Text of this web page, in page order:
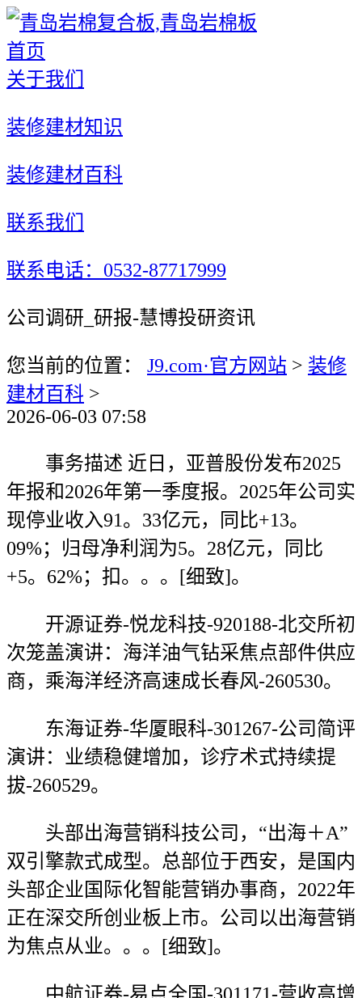
首页
关于我们
装修建材知识
装修建材百科
联系我们
联系电话：0532-87717999
公司调研_研报-慧博投研资讯
您当前的位置： J9.com·官方网站 > 装修
建材百科 >
2026-06-03 07:58
事务描述 近日，亚普股份发布2025
年报和2026年第一季度报。2025年公司实
现停业收入91。33亿元，同比+13。
09%；归母净利润为5。28亿元，同比
+5。62%；扣。。。[细致]。
开源证券-悦龙科技-920188-北交所初
次笼盖演讲：海洋油气钻采焦点部件供应
商，乘海洋经济高速成长春风-260530。
东海证券-华厦眼科-301267-公司简评
演讲：业绩稳健增加，诊疗术式持续提
拔-260529。
头部出海营销科技公司，“出海＋A”
双引擎款式成型。总部位于西安，是国内
头部企业国际化智能营销办事商，2022年
正在深交所创业板上市。公司以出海营销
为焦点从业。。。[细致]。